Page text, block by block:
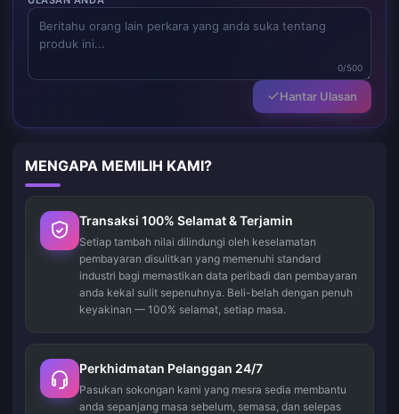
0/500
Hantar Ulasan
MENGAPA MEMILIH KAMI?
Transaksi 100% Selamat & Terjamin
Setiap tambah nilai dilindungi oleh keselamatan
pembayaran disulitkan yang memenuhi standard
industri bagi memastikan data peribadi dan pembayaran
anda kekal sulit sepenuhnya. Beli-belah dengan penuh
keyakinan — 100% selamat, setiap masa.
Perkhidmatan Pelanggan 24/7
Pasukan sokongan kami yang mesra sedia membantu
anda sepanjang masa sebelum, semasa, dan selepas